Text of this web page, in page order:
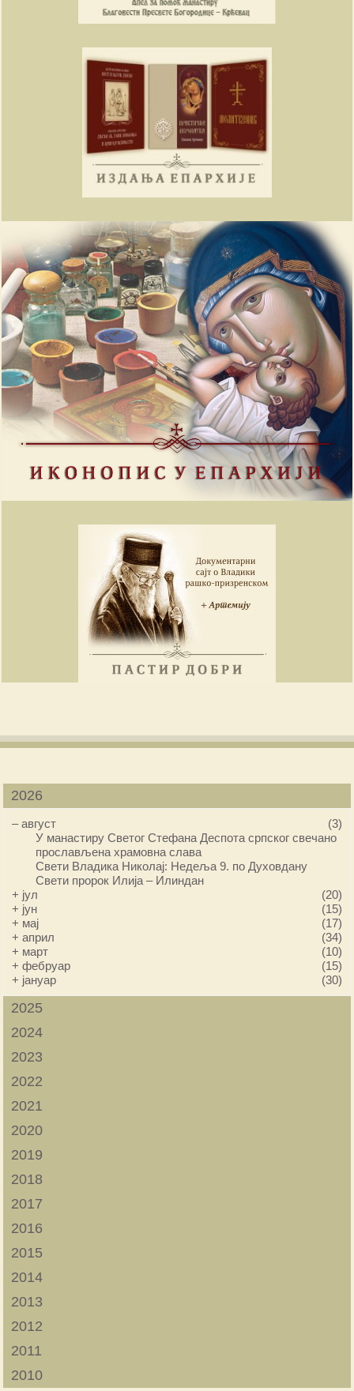
2026
–август
(3)
У манастиру Светог Стефана Деспота српског свечано
прослављена храмовна слава
Свети Владика Николај: Недеља 9. по Духовдану
Свети пророк Илија – Илиндан
+ јул
(20)
+ јун
(15)
+ мај
(17)
+април
(34)
+ март
(10)
+фебруар
(15)
+ јануар (30)
2025
2024
2023
2022
2021
2020
2019
2018
2017
2016
2015
2014
2013
2012
2011
2010